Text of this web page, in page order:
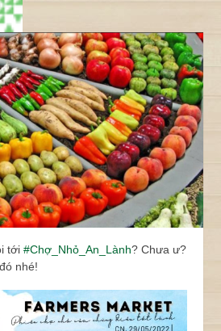
tới#Chợ_Nhỏ_An_Lành? Chưa ư?
nhé!